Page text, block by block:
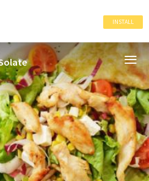
INSTALL